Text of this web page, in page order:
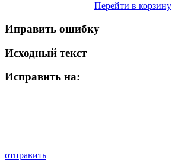
Перейти в корзину
Иправить ошибку
Исходный текст
Исправить на:
отправить